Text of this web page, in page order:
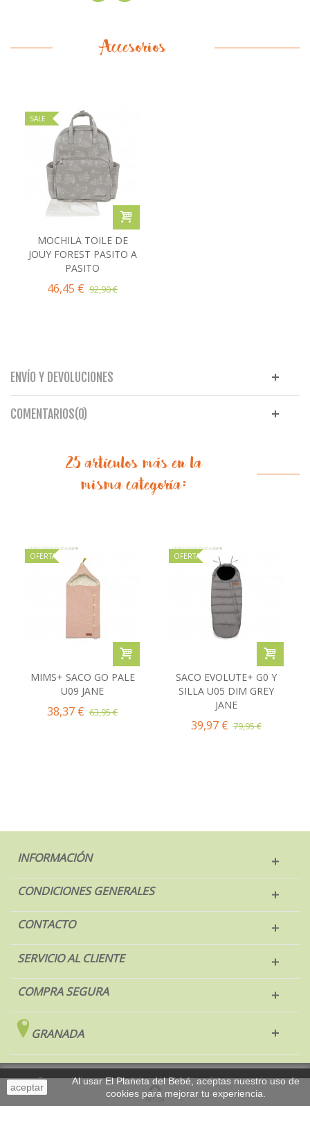
Accesorios
SALE
MOCHILA TOILE DE
JOUY FOREST PASITO A
PASITO
46,45 € 92,90 €
ENVÍO Y DEVOLUCIONES
COMENTARIOS(0)
25 artículos más en la
misma categoría:
OFERTA
MIMS+ SACO GO PALE
U09 JANE
38,37 € 63,95 €
OFERTA
SACO EVOLUTE+ G0 Y
SILLA U05 DIM GREY
JANE
39,97 € 79,95 €
INFORMACIÓN
CONDICIONES GENERALES
CONTACTO
SERVICIO AL CLIENTE
COMPRA SEGURA
GRANADA
aceptar
Al usar El Planeta del Bebé, aceptas nuestro uso de
cookies para mejorar tu experiencia.
© 2017 El Planeta del Bebé. Todos los derechos reservados.
Sobremesa
Arriba